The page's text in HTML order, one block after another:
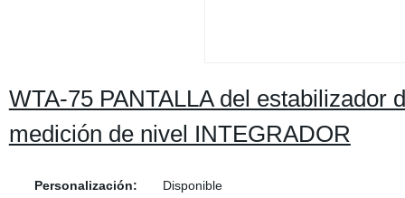
WTA-75 PANTALLA del estabilizador
medición de nivel INTEGRADOR
Personalización:
Disponible